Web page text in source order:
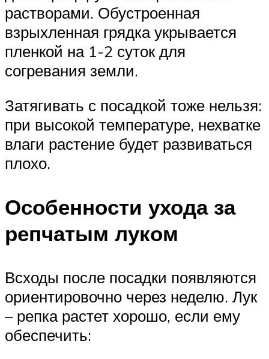
растворами. Обустроенная
взрыхленная грядка укрывается
пленкой на 1-2 суток для
согревания земли.
Затягивать с посадкой тоже нельзя:
при высокой температуре, нехватке
влаги растение будет развиваться
плохо.
Особенности ухода за
репчатым луком
Всходы после посадки появляются
ориентировочно через неделю. Лук
– репка растет хорошо, если ему
обеспечить: